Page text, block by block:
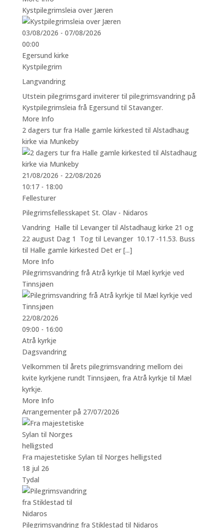
Kystpilegrimsleia over Jæren
03/08/2026 - 07/08/2026
00:00
Egersund kirke
Kystpilegrim
Langvandring
Utstein pilegrimsgard inviterer til pilegrimsvandring på
Kystpilegrimsleia frå Egersund til Stavanger.
More Info
2 dagers tur fra Halle gamle kirkested til Alstadhaug
kirke via Munkeby
21/08/2026 - 22/08/2026
10:17 - 18:00
Fellesturer
Pilegrimsfellesskapet St. Olav - Nidaros
Vandring Halle til Levanger til Alstadhaug kirke 21 og
22 august Dag 1 Tog til Levanger 10.17 -11.53. Buss
til Halle gamle kirkested Det er [...]
More Info
Pilegrimsvandring frå Atrå kyrkje til Mæl kyrkje ved
Tinnsjøen
22/08/2026
09:00 - 16:00
Atrå kyrkje
Dagsvandring
Velkommen til årets pilegrimsvandring mellom dei
kvite kyrkjene rundt Tinnsjøen, fra Atrå kyrkje til Mæl
kyrkje.
More Info
Arrangementer på 27/07/2026
Fra majestetiske Sylan til Norges helligsted
18 jul 26
Tydal
Pilegrimsvandring fra Stiklestad til Nidaros